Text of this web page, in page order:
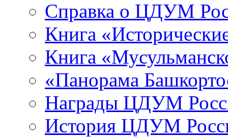
Справка о ЦДУМ
Книга
Книга
«Панорама
Награды ЦДУМ
История ЦДУМ